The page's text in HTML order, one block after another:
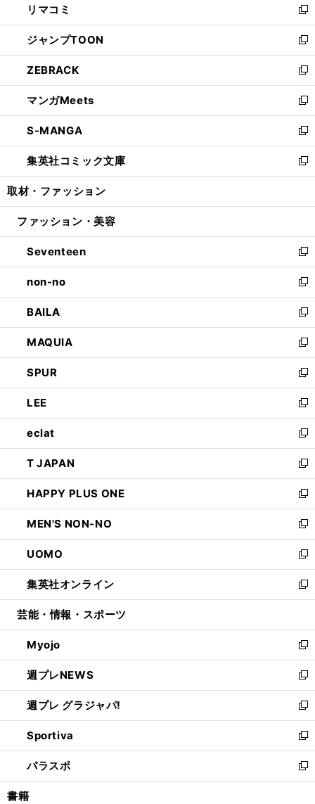
で
開
く
ド
ウ
で
開
く
ィ
ン
ド
ウ
で
開
く
い
ウ
ィ
ン
ド
ウ
で
開
く
リマコミ
新
し
い
ウ
ィ
ン
ド
ウ
で
開
く
ジャンプTOON
新
し
い
ウ
ィ
ン
ド
ウ
で
開
ZEBRACK
新
し
い
ウ
ィ
ン
ド
ウ
開
マンガMeets
新
し
い
ウ
ィ
ン
ウ
開
く
S-MANGA
新
し
い
ウ
ン
ウ
で
開
く
集英社コミック文庫
新
し
ウ
ン
ド
ウ
で
開
く
取材・ファッション
ファッション・美容
Seventeen
新
し
い
ウ
ィ
ン
ド
ウ
で
開
く
non-no
新
し
い
ウ
ィ
ン
ド
ウ
で
開
く
BAILA
新
し
い
ウ
ィ
ン
ド
ウ
で
開
く
MAQUIA
新
し
い
ウ
ィ
ン
ド
ウ
で
開
く
SPUR
新
し
い
ウ
ィ
ン
ド
ウ
で
開
く
LEE
新
し
い
ウ
ィ
ン
ド
ウ
で
開
く
eclat
新
し
い
ウ
ィ
ン
ド
ウ
で
開
く
T JAPAN
新
し
い
ウ
ィ
ン
ド
ウ
で
開
HAPPY PLUS ONE
新
し
い
ウ
ィ
ン
ド
ウ
開
く
MEN'S NON-NO
新
し
い
ウ
ィ
ン
ウ
で
開
く
UOMO
新
し
い
ウ
ン
ド
ウ
で
開
く
集英社オンライン
新
し
ウ
ィ
ン
ド
ウ
で
開
く
芸能・情報・スポーツ
Myojo
新
し
い
ウ
ィ
ン
ド
ウ
で
開
週プレNEWS
新
し
い
ウ
ィ
ン
ド
ウ
週プレ グラジャパ!
新
し
い
ウ
ィ
ン
Sportiva
新
し
い
ウ
パラスポ
新
し
書籍